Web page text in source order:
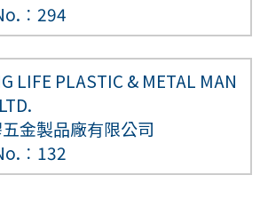
LIFE PLASTIC & METAL MAN
金製品廠有限公司